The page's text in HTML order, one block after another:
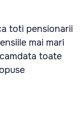
toti pensionarii
mai mari
toate